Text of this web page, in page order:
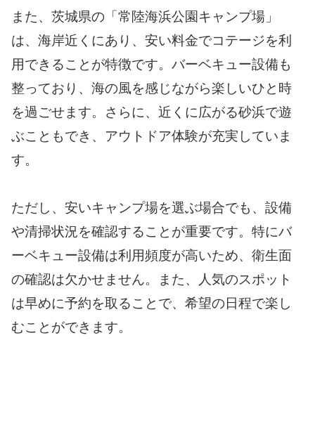
また、茨城県の「常陸海浜公園キャンプ場」
は、海岸近くにあり、安い料金でコテージを利
用できることが特徴です。バーベキュー設備も
整っており、海の風を感じながら楽しいひと時
を過ごせます。さらに、近くに広がる砂浜で遊
ぶこともでき、アウトドア体験が充実していま
す。
ただし、安いキャンプ場を選ぶ場合でも、設備
や清掃状況を確認することが重要です。特にバ
ーベキュー設備は利用頻度が高いため、衛生面
の確認は欠かせません。また、人気のスポット
は早めに予約を取ることで、希望の日程で楽し
むことができます。